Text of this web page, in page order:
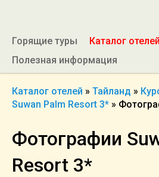
Горящие туры Каталог отелей
Полезная информация
Каталог отелей » Тайланд »
Suwan Palm Resort 3* »
Фотографии
Resort 3*